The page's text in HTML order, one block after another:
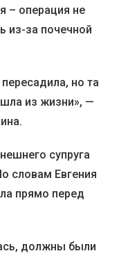
– операция не
из-за почечной
но та
из жизни», —
супруга
словам Евгения
прямо перед
должны были